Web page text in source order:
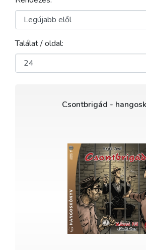
Találat / oldal:
Csontbrigád -